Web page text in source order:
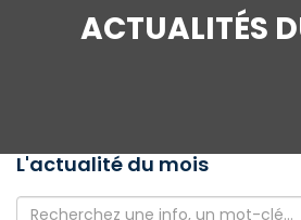
ACTUALITÉS
L'actualité du mois